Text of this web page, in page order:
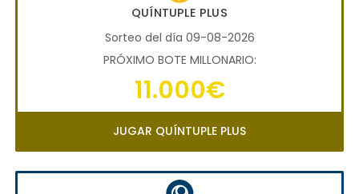
QUÍNTUPLE PLUS
Sorteo del día 09-08-2026
PRÓXIMO BOTE MILLONARIO:
11.000€
JUGAR QUÍNTUPLE PLUS